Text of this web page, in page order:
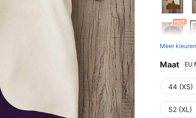
Meer
Maat EU
44 (XS)
52 (XL)